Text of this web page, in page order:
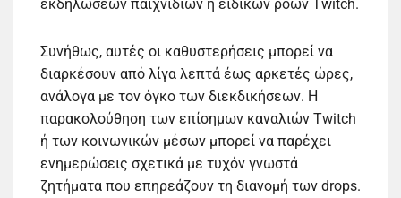
εκδηλώσεων παιχνιδιών ή ειδικών ροών Twitch.
Συνήθως, αυτές οι καθυστερήσεις μπορεί να
διαρκέσουν από λίγα λεπτά έως αρκετές ώρες,
ανάλογα με τον όγκο των διεκδικήσεων. Η
παρακολούθηση των επίσημων καναλιών Twitch
ή των κοινωνικών μέσων μπορεί να παρέχει
ενημερώσεις σχετικά με τυχόν γνωστά
ζητήματα που επηρεάζουν τη διανομή των drops.